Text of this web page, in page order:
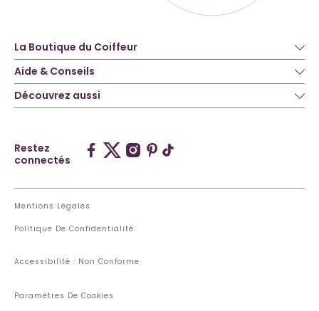
La Boutique du Coiffeur
Aide & Conseils
Découvrez aussi
Restez
connectés
Mentions Légales
Politique De Confidentialité
Accessibilité : Non Conforme
Paramètres De Cookies